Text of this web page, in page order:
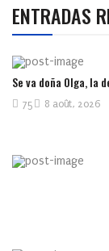
ENTRADAS
Se va doña Olga, la
8 août, 2026
75